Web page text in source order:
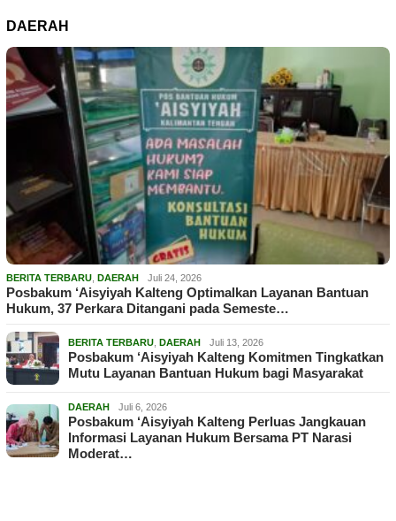
DAERAH
BERITA TERBARU DAERAH Juli 24, 2026
Posbakum ‘Aisyiyah Kalteng Optimalkan Layanan Bantuan
Hukum, 37 Perkara Ditangani pada Semeste…
BERITA TERBARU DAERAH Juli 13, 2026
Posbakum ‘Aisyiyah Kalteng Komitmen Tingkatkan
Mutu Layanan Bantuan Hukum bagi Masyarakat
DAERAH Juli 6, 2026
Posbakum ‘Aisyiyah Kalteng Perluas Jangkauan
Informasi Layanan Hukum Bersama PT Narasi
Moderat…